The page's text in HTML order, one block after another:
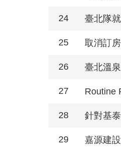
24 臺北隊
25 取消訂
26 臺北溫
27 Routine
28 針對基
29 嘉源建